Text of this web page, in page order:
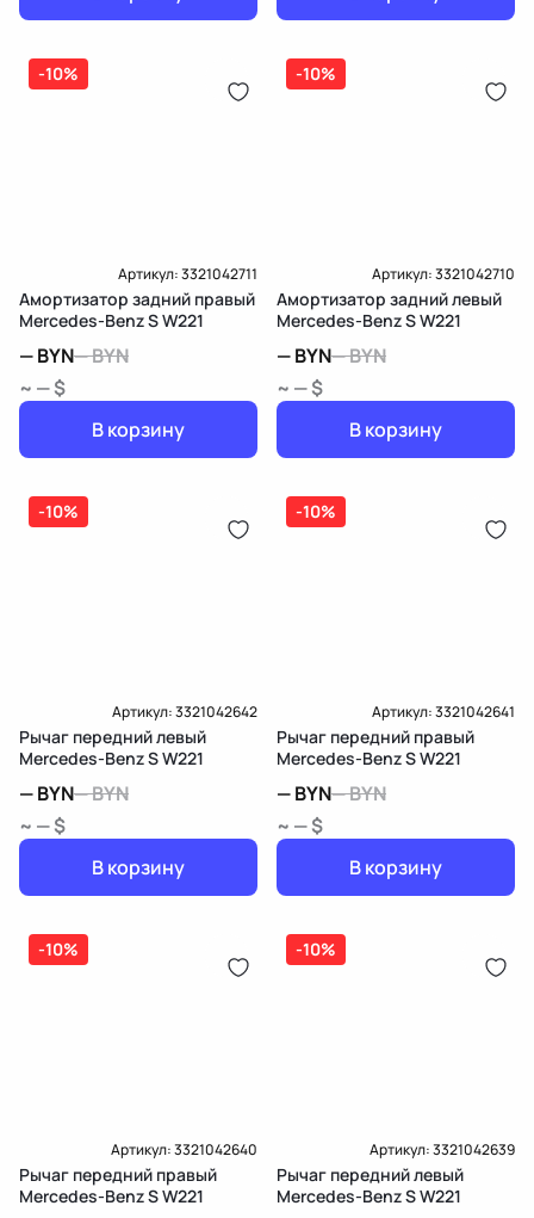
-10%
Артикул:3321042711
Амортизатор задний правый
Mercedes-Benz S W221
—BYN—BYN
~ — $
В корзину
-10%
Артикул:3321042710
Амортизатор задний левый
Mercedes-Benz S W221
—BYN—BYN
~ — $
В корзину
-10%
Артикул:3321042642
Рычаг передний левый
Mercedes-Benz S W221
—BYN—BYN
~ — $
В корзину
-10%
Артикул:3321042641
Рычаг передний правый
Mercedes-Benz S W221
—BYN—BYN
~ — $
В корзину
-10%
Артикул:3321042640
Рычаг передний правый
Mercedes-Benz S W221
-10%
Артикул:3321042639
Рычаг передний левый
Mercedes-Benz S W221